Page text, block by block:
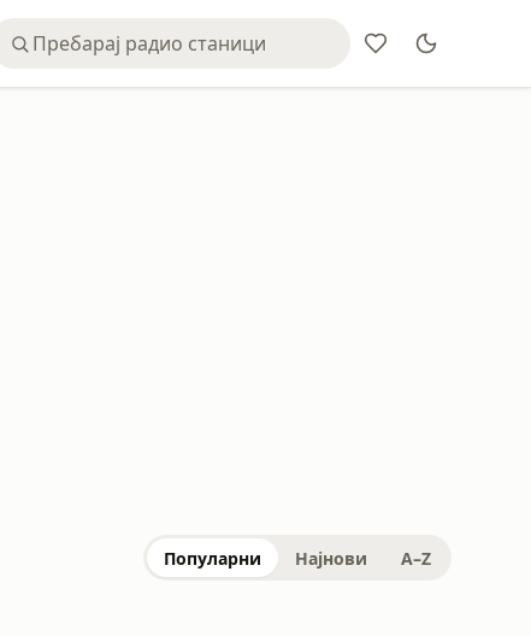
Популарни Најнови A–Z